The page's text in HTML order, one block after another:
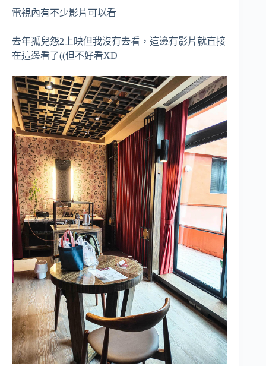
電視內有不少影片可以看
去年孤兒怨2上映但我沒有去看，這邊有影片就直接
在這邊看了((但不好看XD